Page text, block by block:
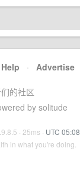
Help · Advertise
的社区
by solitude
· 25ms · UTC 05:08
in what you're doing.